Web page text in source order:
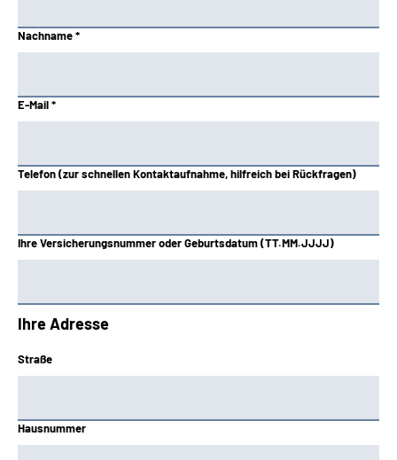
Hessen
Mitteldeutschland
Oldenburg-Bremen
Rheinland-Pfalz
Saarland
Schwaben
Nachname *
E-Mail *
Telefon (zur schnellen Kontaktaufnahme, hilfreich bei Rückfragen)
Ihre Versicherungsnummer oder Geburtsdatum (TT.MM.JJJJ)
Ihre Adresse
Straße
Hausnummer